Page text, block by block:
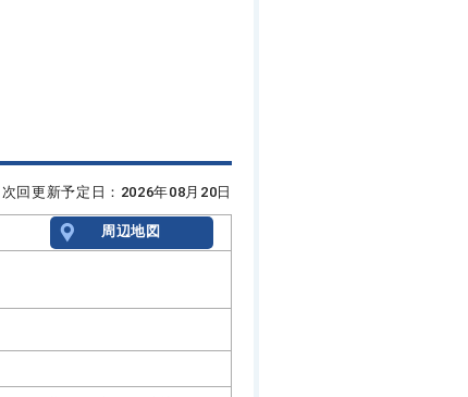
回更新予定日：2026年08月20日
周辺地図